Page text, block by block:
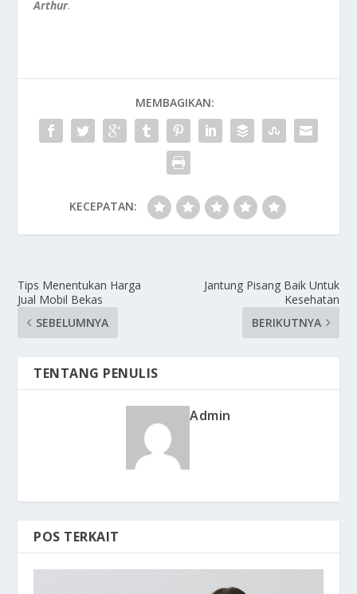
Arthur.
MEMBAGIKAN:
KECEPATAN:
Tips Menentukan Harga
Jual Mobil Bekas
SEBELUMNYA
Jantung Pisang Baik Untuk
Kesehatan
BERIKUTNYA
TENTANG PENULIS
Admin
POS TERKAIT